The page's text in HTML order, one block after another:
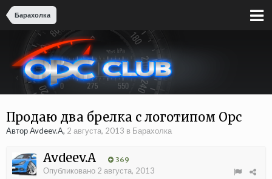
Барахолка
Продаю два брелка с логотипом Орс
Автор Avdeev.A, 2 августа, 2013 в Барахолка
Avdeev.A 369
Опубликовано 2 августа, 2013